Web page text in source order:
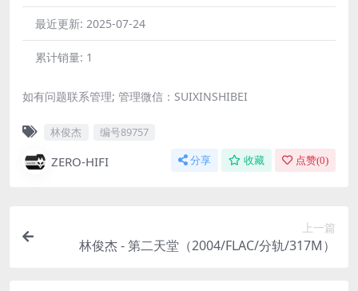
最近更新: 2025-07-24
累计销量: 1
如有问题联系管理; 管理微信：SUIXINSHIBEI
林俊杰 编号89757
ZERO-HIFI 分享 收藏 点赞(0)
上一篇
林俊杰 - 第二天堂（2004/FLAC/分轨/317M）